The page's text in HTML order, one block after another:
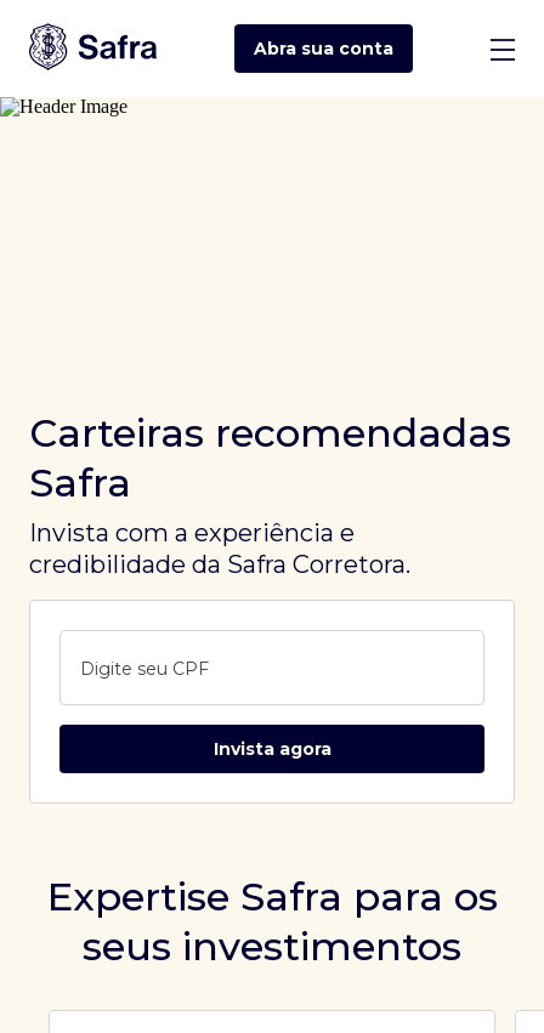
Abra sua conta
Carteiras recomendadas
Safra
Invista com a experiência e
credibilidade da Safra Corretora.
Digite seu CPF
Invista agora
Expertise Safra para os
seus investimentos